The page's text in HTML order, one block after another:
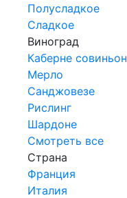
Полусладкое
Сладкое
Виноград
Каберне совиньон
Мерло
Санджовезе
Рислинг
Шардоне
Смотреть все
Страна
Франция
Италия